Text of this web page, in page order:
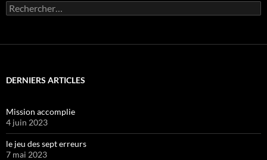
Rechercher :
DERNIERS ARTICLES
Mission accomplie
4 juin 2023
le jeu des sept erreurs
7 mai 2023